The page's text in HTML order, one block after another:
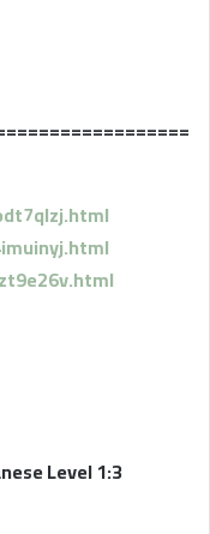
Level 1:3